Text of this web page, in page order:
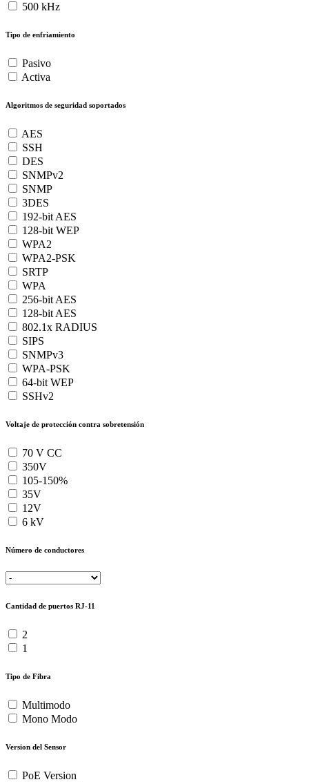
500 kHz
Tipo de enfriamiento
Pasivo
Activa
Algoritmos de seguridad soportados
AES
SSH
DES
SNMPv2
SNMP
3DES
192-bit AES
128-bit WEP
WPA2
WPA2-PSK
SRTP
WPA
256-bit AES
128-bit AES
802.1x RADIUS
SIPS
SNMPv3
WPA-PSK
64-bit WEP
SSHv2
Voltaje de protección contra sobretensión
70 V CC
350V
105-150%
35V
12V
6 kV
Número de conductores
Cantidad de puertos RJ-11
2
1
Tipo de Fibra
Multimodo
Mono Modo
Version del Sensor
PoE Version